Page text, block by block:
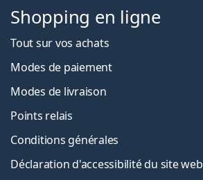
Shopping en ligne
Tout sur vos achats
Modes de paiement
Modes de livraison
Points relais
Conditions générales
Déclaration d'accessibilité du site web